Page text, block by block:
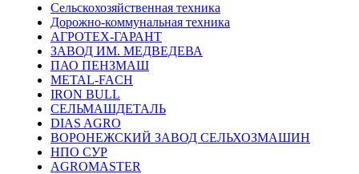
Сельскохозяйственная техника
Дорожно-коммунальная техника
АГРОТЕХ-ГАРАНТ
ЗАВОД ИМ. МЕДВЕДЕВА
ПАО ПЕНЗМАШ
METAL-FACH
IRON BULL
СЕЛЬМАШДЕТАЛЬ
DIAS AGRO
ВОРОНЕЖСКИЙ ЗАВОД СЕЛЬХОЗМАШИН
НПО СУР
AGROMASTER